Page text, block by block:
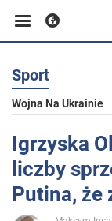
Biznes
Sport
Rozrywka
Sport
Wojna Na Ukrainie
Igrzyska
liczby
Putina, że